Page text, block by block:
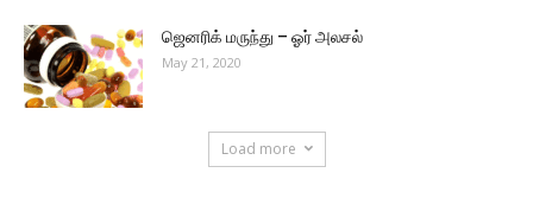
ஜெனரிக் மருந்து – ஓர் அலசல்
May 21, 2020
Load more